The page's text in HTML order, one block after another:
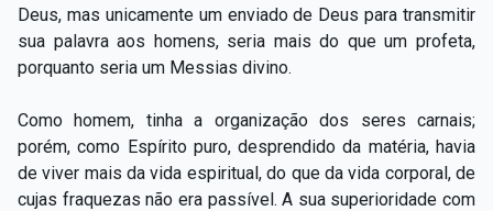
Deus, mas unicamente um enviado de Deus para transmitir
sua palavra aos homens, seria mais do que um profeta,
porquanto seria um Messias divino.
Como homem, tinha a organização dos seres carnais;
porém, como Espírito puro, desprendido da matéria, havia
de viver mais da vida espiritual, do que da vida corporal, de
cujas fraquezas não era passível. A sua superioridade com